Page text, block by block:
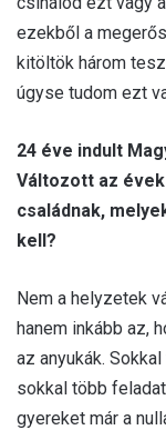
ezekből a
kitöltök három
úgyse tudom ezt
24 éve indult
Változott az
családnak,
kell?
Nem a helyzetek
hanem inkább az,
az anyukák.
sokkal több
gyereket már a